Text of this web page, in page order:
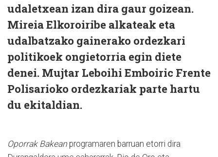
udaletxean izan dira gaur goizean.
Mireia Elkoroiribe alkateak eta
udalbatzako gainerako ordezkari
politikoek ongietorria egin diete
denei. Mujtar Leboihi Emboiric Frente
Polisarioko ordezkariak parte hartu
du ekitaldian.
Oporrak Bakean programaren barruan etorri dira